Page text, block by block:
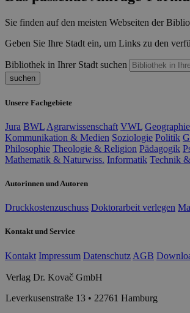
Sie finden auf den meisten Webseiten der
Geben Sie Ihre Stadt ein, um Links zu den
Bibliothek in Ihrer Stadt suchen
suchen
Unsere Fachgebiete
Jura BWL Agrarwissenschaft VWL Geographie
Kommunikation & Medien Soziologie Politik
Philosophie Theologie & Religion Pädagogik
Mathematik & Naturwiss. Informatik Technik
Autorinnen und Autoren
Druckkostenzuschuss Doktorarbeit verlegen
Kontakt und Service
Kontakt Impressum Datenschutz AGB
Verlag Dr. Kovač GmbH
Leverkusenstraße 13 • 22761 Hamburg